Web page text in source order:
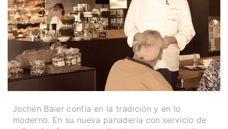
Jochen Baier confía en la tradición y en lo
moderno. En su nueva panadería con servicio de